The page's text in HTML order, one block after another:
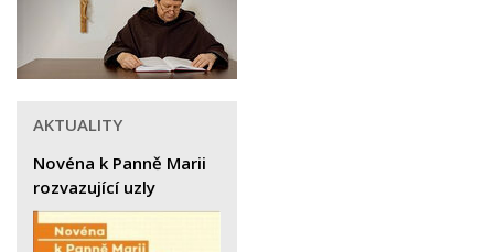
AKTUALITY
Novéna k Panně Marii
rozvazující uzly